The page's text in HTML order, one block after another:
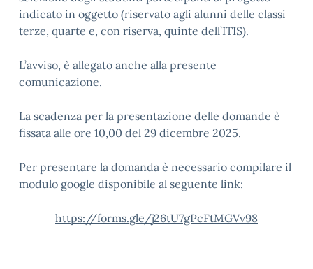
indicato in oggetto (riservato agli alunni delle classi
terze, quarte e, con riserva, quinte dell’ITIS).
L’avviso, è allegato anche alla presente
comunicazione.
La scadenza per la presentazione delle domande è
fissata alle ore 10,00 del 29 dicembre 2025.
Per presentare la domanda è necessario compilare il
modulo google disponibile al seguente link:
https://forms.gle/j26tU7gPcFtMGVv98